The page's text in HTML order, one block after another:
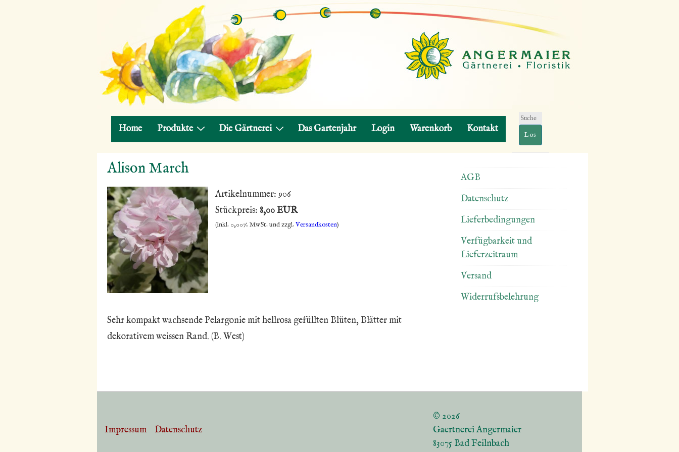
Hauptnavigation
Home Produkte Die Gärtnerei Das Gartenjahr Login Warenkorb Kontakt
Suchen
nach:
Alison March
Artikelnummer: 906
Stückpreis: 8,00 EUR
(inkl. 0,00% MwSt. und zzgl.Versandkosten)
Sehr kompakt wachsende Pelargonie mit hellrosa gefüllten Blüten, Blätter mit
dekorativem weissen Rand. (B. West)
AGB
Datenschutz
Lieferbedingungen
Verfügbarkeit und
Lieferzeitraum
Versand
Widerrufsbelehrung
Footer-
Impressum Datenschutz
© 2026
Gaertnerei Angermaier
83075 Bad Feilnbach